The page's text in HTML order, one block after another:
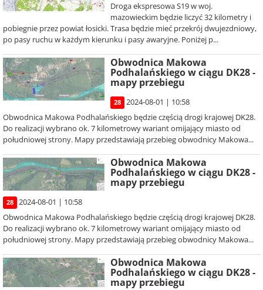
Droga ekspresowa S19 w woj.
mazowieckim będzie liczyć 32 kilometry i
pobiegnie przez powiat łosicki. Trasa będzie mieć przekrój dwujezdniowy,
po pasy ruchu w każdym kierunku i pasy awaryjne. Poniżej p...
Obwodnica Makowa
Podhalańskiego w ciągu DK28 -
mapy przebiegu
28
2024-08-01 | 10:58
Obwodnica Makowa Podhalańskiego będzie częścią drogi krajowej DK28.
Do realizacji wybrano ok. 7 kilometrowy wariant omijający miasto od
południowej strony. Mapy przedstawiają przebieg obwodnicy Makowa...
Obwodnica Makowa
Podhalańskiego w ciągu DK28 -
mapy przebiegu
28
2024-08-01 | 10:58
Obwodnica Makowa Podhalańskiego będzie częścią drogi krajowej DK28.
Do realizacji wybrano ok. 7 kilometrowy wariant omijający miasto od
południowej strony. Mapy przedstawiają przebieg obwodnicy Makowa...
Obwodnica Makowa
Podhalańskiego w ciągu DK28 -
mapy przebiegu